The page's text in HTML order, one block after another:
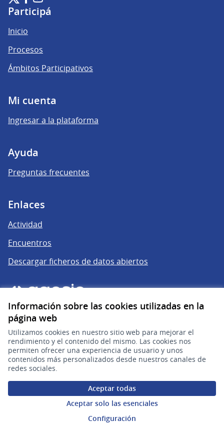
Información sobre las cookies utilizadas en la
página web
Utilizamos cookies en nuestro sitio web para mejorar el
rendimiento y el contenido del mismo. Las cookies nos
permiten ofrecer una experiencia de usuario y unos
contenidos más personalizados desde nuestros canales de
redes sociales.
Aceptar todas
Aceptar solo las esenciales
Configuración
(Enlace externo)
(Enlace externo)
(Enlace externo)
Participá
Inicio
Procesos
Ámbitos Participativos
Mi cuenta
Ingresar a la plataforma
Ayuda
Preguntas frecuentes
Enlaces
Actividad
Encuentros
Descargar ficheros de datos abiertos
gub.uy
(Enlace externo)
Sitio oficial de la República Oriental del Uruguay
Configuración de cookies
Web creada consoftware libre